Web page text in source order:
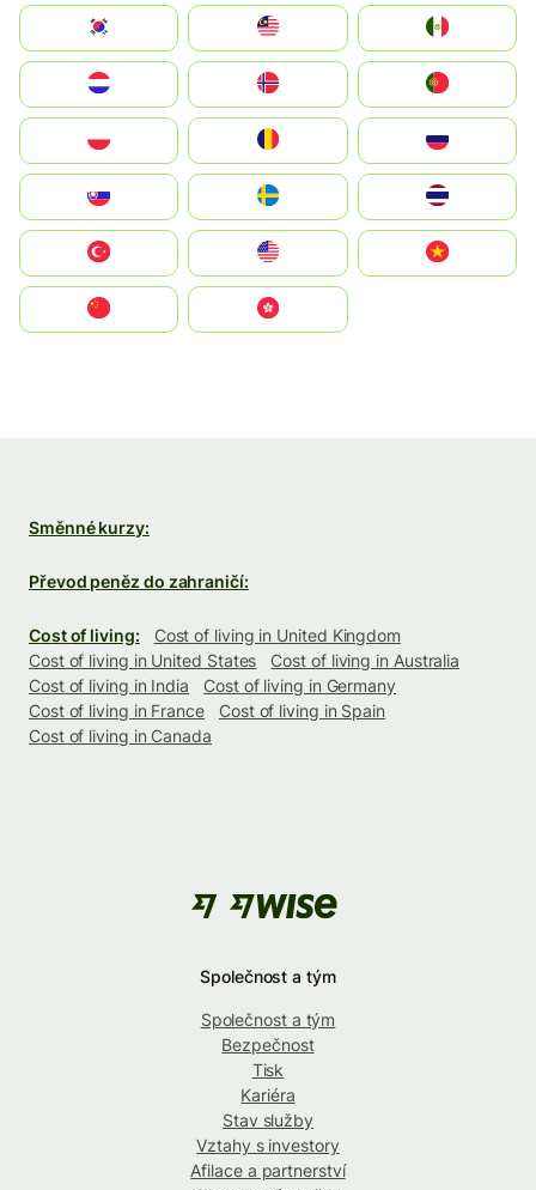
South Korea
United States
中國香港特別行政區
Směnné kurzy:
Převod peněz do zahraničí:
Cost of living:
Cost of living in United Kingdom
Cost of living in United States
Cost of living in Australia
Cost of living in India
Cost of living in Germany
Cost of living in France
Cost of living in Spain
Cost of living in Canada
Společnost a tým
Společnost a tým
Bezpečnost
Tisk
Kariéra
Stav služby
Vztahy s investory
Afilace a partnerství